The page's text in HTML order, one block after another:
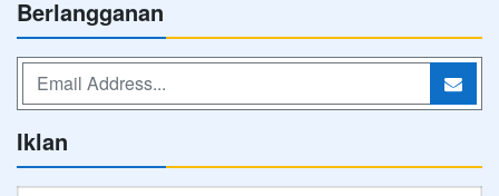
Berlangganan
Iklan